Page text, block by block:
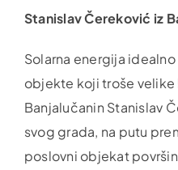
Stanislav Čereković iz
Solarna energija
objekte koji troše
Banjalučanin Stanislav
svog grada, na putu
poslovni objekat